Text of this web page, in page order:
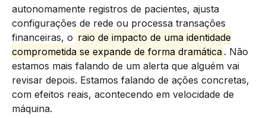
autonomamente registros de pacientes, ajusta
configurações de rede ou processa transações
financeiras, o raio de impacto de uma identidade
comprometida se expande de forma dramática . Não
estamos mais falando de um alerta que alguém vai
revisar depois. Estamos falando de ações concretas,
com efeitos reais, acontecendo em velocidade de
máquina.